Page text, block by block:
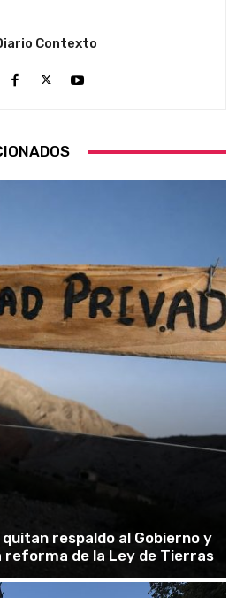
Contexto
respaldo al Gobierno y
reforma de la Ley de Tierras